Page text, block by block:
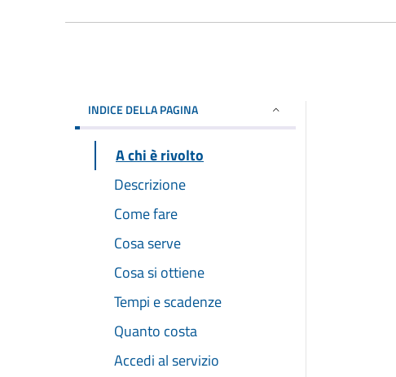
INDICE DELLA PAGINA
A chi è rivolto
Descrizione
Come fare
Cosa serve
Cosa si ottiene
Tempi e scadenze
Quanto costa
Accedi al servizio